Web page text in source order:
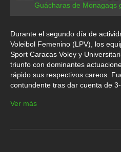
Guácharas de Monagaqs
Durante el segundo día de
Voleibol Femenino (LPV), los
Sport Caracas Voley y
triunfo con dominantes
rápido sus respectivos careos.
contundente tras dar cuenta de
Ver más